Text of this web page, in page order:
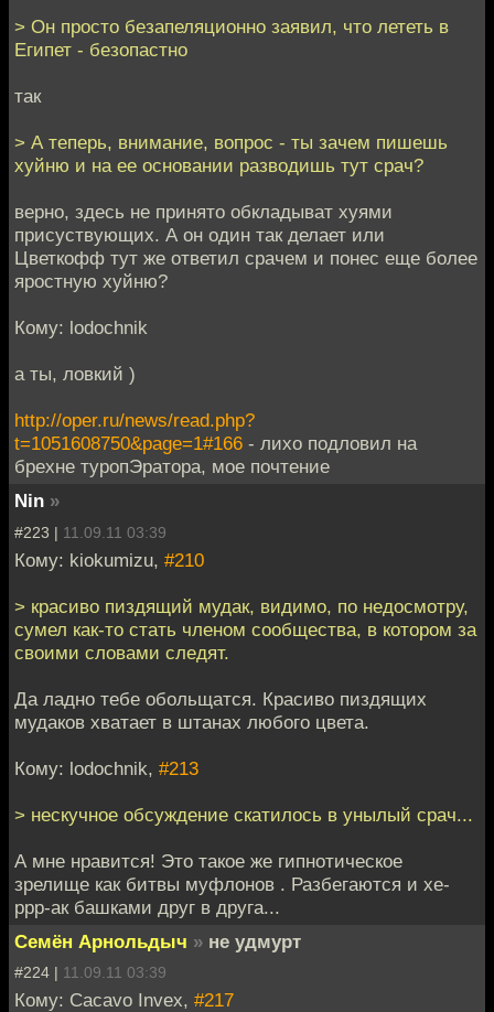
> Он просто безапеляционно заявил, что лететь в
Египет - безопастно
так
> А теперь, внимание, вопрос - ты зачем пишешь
хуйню и на ее основании разводишь тут срач?
верно, здесь не принято обкладыват хуями
присуствующих. А он один так делает или
Цветкофф тут же ответил срачем и понес еще более
яростную хуйню?
Кому: lodochnik
а ты, ловкий )
http://oper.ru/news/read.php?
t=1051608750&page=1#166 - лихо подловил на
брехне туропЭратора, мое почтение
Nin »
#223 | 11.09.11 03:39
Кому: kiokumizu, #210
> красиво пиздящий мудак, видимо, по недосмотру,
сумел как-то стать членом сообщества, в котором за
своими словами следят.
Да ладно тебе обольщатся. Красиво пиздящих
мудаков хватает в штанах любого цвета.
Кому: lodochnik, #213
> нескучное обсуждение скатилось в унылый срач...
А мне нравится! Это такое же гипнотическое
зрелище как битвы муфлонов . Разбегаются и хе-
ррр-ак башками друг в друга...
Семён Арнольдыч » не удмурт
#224 | 11.09.11 03:39
Кому: Cacavo Invex, #217